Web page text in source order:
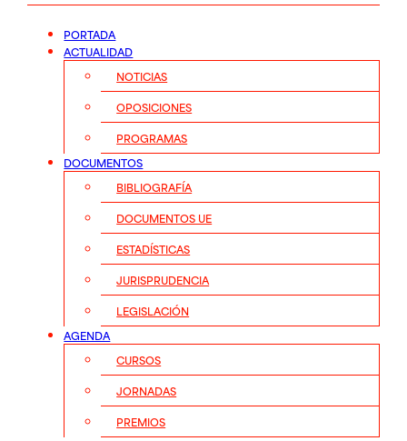
PORTADA
ACTUALIDAD
NOTICIAS
OPOSICIONES
PROGRAMAS
DOCUMENTOS
BIBLIOGRAFÍA
DOCUMENTOS UE
ESTADÍSTICAS
JURISPRUDENCIA
LEGISLACIÓN
AGENDA
CURSOS
JORNADAS
PREMIOS